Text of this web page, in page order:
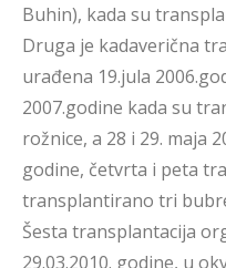
Buhin), kada su
Druga je kadaverična
urađena 19.jula
2007.godine kada su
rožnice, a 28 i 29. maja
godine, četvrta i peta
transplantirano tri
Šesta transplantacija
29.03.2010. godine, u